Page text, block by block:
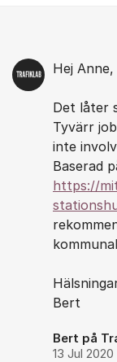
Hej Anne,
Det låter
Tyvärr
inte
Baserad
https://
Bert
Bert på
13 Jul 2020